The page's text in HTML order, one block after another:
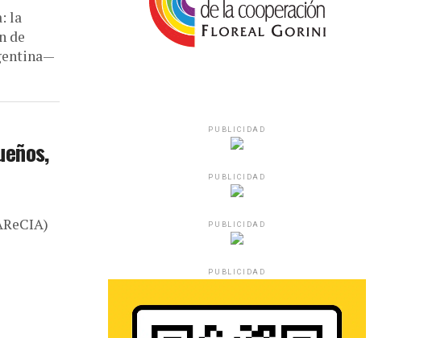
la
de
PUBLICIDAD
PUBLICIDAD
PUBLICIDAD
PUBLICIDAD